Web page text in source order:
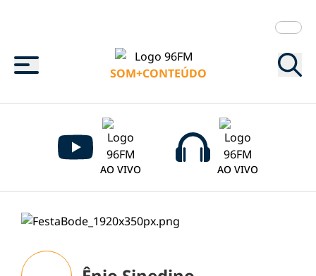
Menu
SOM+CONTEÚDO
AO VIVO AO VIVO